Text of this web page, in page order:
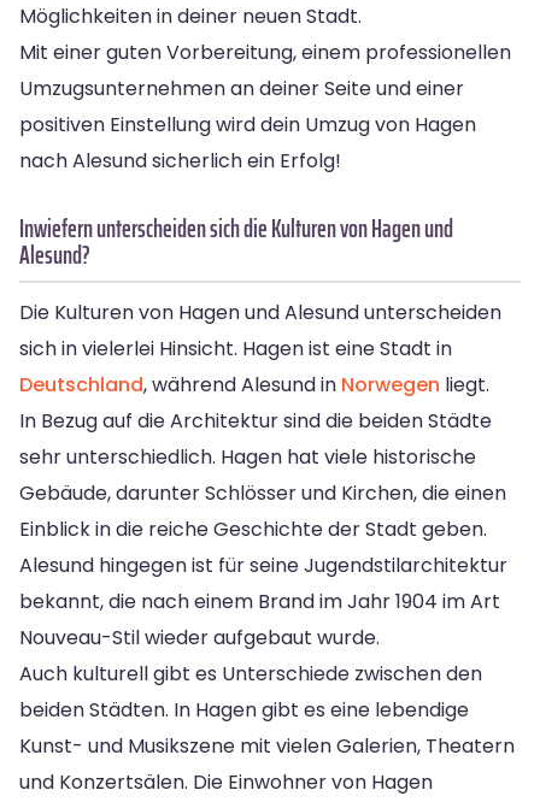
Möglichkeiten in deiner neuen Stadt.
Mit einer guten Vorbereitung, einem professionellen
Umzugsunternehmen an deiner Seite und einer
positiven Einstellung wird dein Umzug von Hagen
nach Alesund sicherlich ein Erfolg!
Inwiefern unterscheiden sich die Kulturen von Hagen und
Alesund?
Die Kulturen von Hagen und Alesund unterscheiden
sich in vielerlei Hinsicht. Hagen ist eine Stadt in
Deutschland, während Alesund in Norwegen liegt.
In Bezug auf die Architektur sind die beiden Städte
sehr unterschiedlich. Hagen hat viele historische
Gebäude, darunter Schlösser und Kirchen, die einen
Einblick in die reiche Geschichte der Stadt geben.
Alesund hingegen ist für seine Jugendstilarchitektur
bekannt, die nach einem Brand im Jahr 1904 im Art
Nouveau-Stil wieder aufgebaut wurde.
Auch kulturell gibt es Unterschiede zwischen den
beiden Städten. In Hagen gibt es eine lebendige
Kunst- und Musikszene mit vielen Galerien, Theatern
und Konzertsälen. Die Einwohner von Hagen